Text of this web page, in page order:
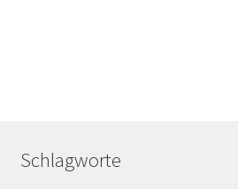
Schlagworte